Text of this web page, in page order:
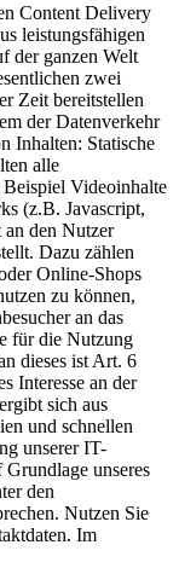
Content Delivery
leistungsfähigen
der ganzen Welt
zwei
Zeit bereitstellen
der Datenverkehr
Inhalten: Statische
alle
Videoinhalte
(z.B. Javascript,
den Nutzer
Dazu zählen
Online-Shops
zu können,
an das
für die Nutzung
dieses ist Art. 6
Interesse an der
sich aus
und schnellen
unserer IT-
unseres
den
Nutzen Sie
Im